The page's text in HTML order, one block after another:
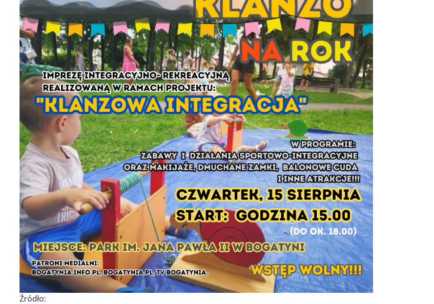
Źródło: